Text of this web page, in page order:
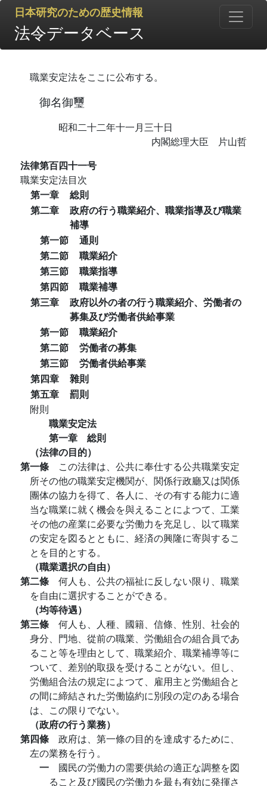
日本研究のための歴史情報
法令データベース
職業安定法をここに公布する。
御名御璽
昭和二十二年十一月三十日
内閣総理大臣 片山哲
法律第百四十一号
職業安定法目次
第一章
総則
第二章
政府の行う職業紹介、職業指導及び職業
補導
第一節
通則
第二節
職業紹介
第三節
職業指導
第四節
職業補導
第三章
政府以外の者の行う職業紹介、労働者の
募集及び労働者供給事業
第一節
職業紹介
第二節
労働者の募集
第三節
労働者供給事業
第四章
雜則
第五章
罰則
附則
職業安定法
第一章 総則
（法律の目的）
第一條 この法律は、公共に奉仕する公共職業安定
所その他の職業安定機関が、関係行政廳又は関係
團体の協力を得て、各人に、その有する能力に適
当な職業に就く機会を與えることによつて、工業
その他の産業に必要な労働力を充足し、以て職業
の安定を図るとともに、経済の興隆に寄與するこ
とを目的とする。
（職業選択の自由）
第二條 何人も、公共の福祉に反しない限り、職業
を自由に選択することができる。
（均等待遇）
第三條 何人も、人種、國籍、信條、性別、社会的
身分、門地、從前の職業、労働組合の組合員であ
ること等を理由として、職業紹介、職業補導等に
ついて、差別的取扱を受けることがない。但し、
労働組合法の規定によつて、雇用主と労働組合と
の間に締結された労働協約に別段の定のある場合
は、この限りでない。
（政府の行う業務）
第四條 政府は、第一條の目的を達成するために、
左の業務を行う。
一 國民の労働力の需要供給の適正な調整を図
ること及び國民の労働力を最も有効に発揮さ